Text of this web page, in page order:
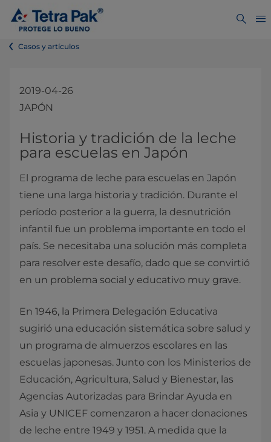
Casos y artículos
2019-04-26
JAPÓN
Historia y tradición de la leche
para escuelas en Japón
El programa de leche para escuelas en Japón
tiene una larga historia y tradición. Durante el
período posterior a la guerra, la desnutrición
infantil fue un problema importante en todo el
país. Se necesitaba una solución más completa
para resolver este desafío, dado que se convirtió
en un problema social y educativo muy grave.
En 1946, la Primera Delegación Educativa
sugirió una educación sistemática sobre salud y
un programa de almuerzos escolares en las
escuelas japonesas. Junto con los Ministerios de
Educación, Agricultura, Salud y Bienestar, las
Agencias Autorizadas para Brindar Ayuda en
Asia y UNICEF comenzaron a hacer donaciones
de leche entre 1949 y 1951. A medida que la